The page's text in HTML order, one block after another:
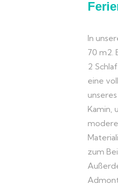
In
70 m2.
2
eine
Kamin,
zum